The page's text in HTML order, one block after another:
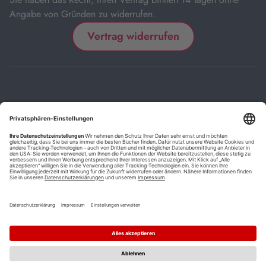
Angabe von Gründen zu widerrufen.
Vertrag widerrufen
BarrierefreiheitserklärungCookie-Einstellungen
*
Die mit Sternchen (*) gekennzeichneten Links sind Affiliate-Links.
Wenn Sie auf einen solchen Link klicken und auf der Zielseite etwas
kaufen, bekommen wir vom betreffenden Anbieter oder Online-Shop
Kauf oder Preis.
Mehrwertsteuer.
Versand innerhalb Deutschlands versandkostenfrei ab 9,00 €
Bestellwert.
Vorbestellung ab 30 Tage vor Erscheinungstermin möglich.